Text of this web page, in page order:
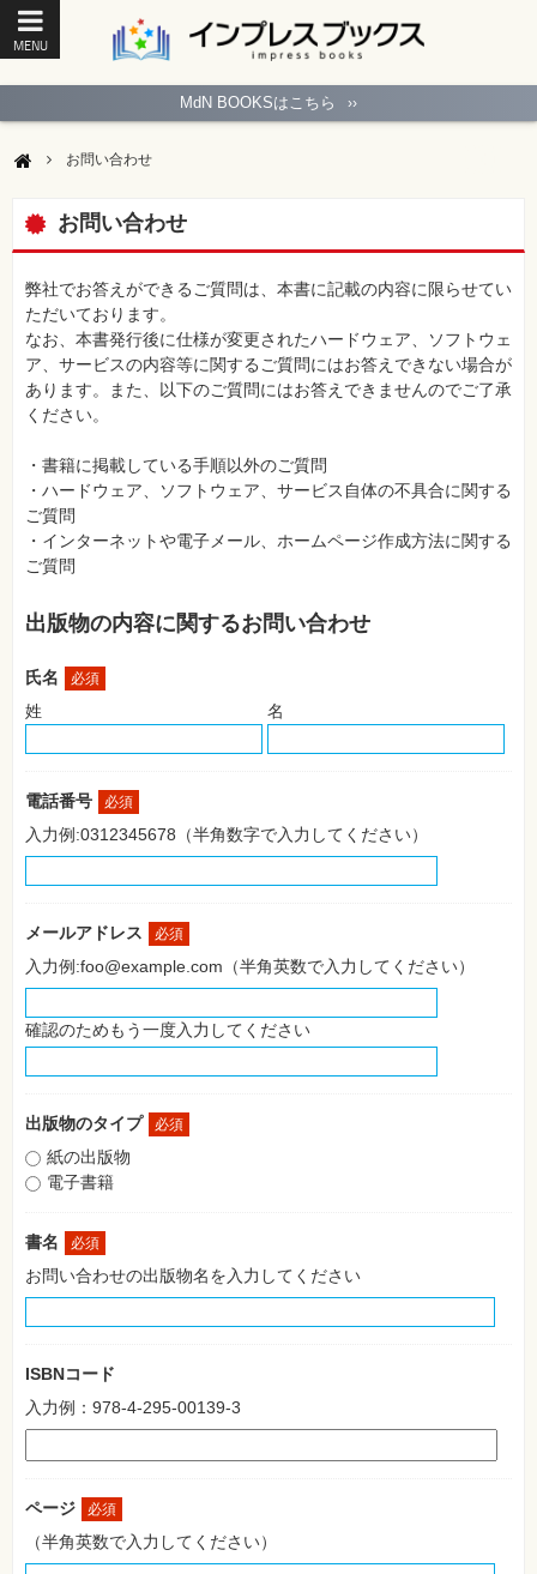
MENU
ペ
ジ
ソ
コ
ン
フ
ト
モ
バ
イ
ル・
ス
フ
ォ
ン・
SNS
作
成・
ケ
ィ
ン
ビ
ジ
ネ
ス・
み
メ
ラ・
真
資
験
プ
ロ
グ
ミ
ン
ネ
ー
テ
ク
味・
素
MdN BOOKSはこちら ››
お問い合わせ
お問い合わせ
弊社でお答えができるご質問は、本書に記載の内容に限らせてい
ただいております。
なお、本書発行後に仕様が変更されたハードウェア、ソフトウェ
ア、サービスの内容等に関するご質問にはお答えできない場合が
あります。また、以下のご質問にはお答えできませんのでご了承
ください。
・書籍に掲載している手順以外のご質問
・ハードウェア、ソフトウェア、サービス自体の不具合に関する
ご質問
・インターネットや電子メール、ホームページ作成方法に関する
ご質問
出版物の内容に関するお問い合わせ
氏名 必須
姓 名
電話番号 必須
入力例:0312345678（半角数字で入力してください）
メールアドレス 必須
入力例:foo@example.com（半角英数で入力してください）
確認のためもう一度入力してください
出版物のタイプ 必須
紙の出版物
電子書籍
書名 必須
お問い合わせの出版物名を入力してください
ISBNコード
入力例：978-4-295-00139-3
ページ 必須
（半角英数で入力してください）